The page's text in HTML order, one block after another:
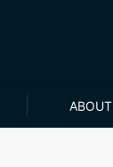
ABOUT